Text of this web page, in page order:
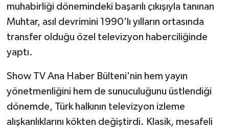
muhabirliği dönemindeki başarılı çıkışıyla tanınan
Muhtar, asıl devrimini 1990'lı yılların ortasında
transfer olduğu özel televizyon haberciliğinde
yaptı.
Show TV Ana Haber Bülteni'nin hem yayın
yönetmenliğini hem de sunuculuğunu üstlendiği
dönemde, Türk halkının televizyon izleme
alışkanlıklarını kökten değiştirdi. Klasik, mesafeli